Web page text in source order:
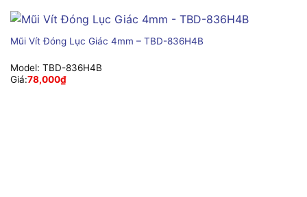
Mũi Vít Đóng Lục Giác 4mm – TBD-836H4B
Model: TBD-836H4B
Giá:78,000₫